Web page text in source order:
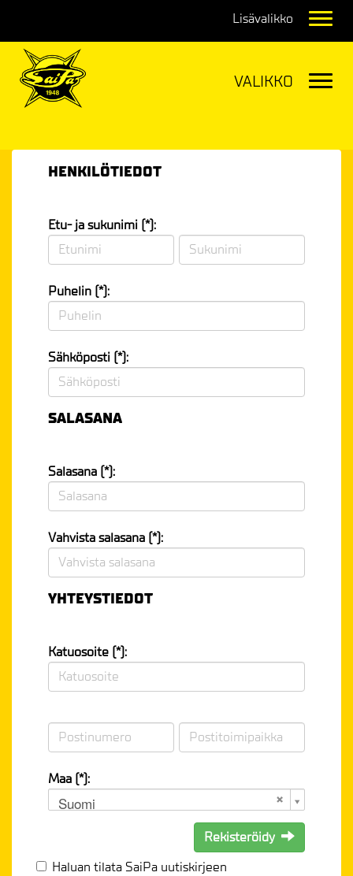
HENKILÖTIEDOT
Etu- ja sukunimi (*):
Puhelin (*):
Sähköposti (*):
SALASANA
Salasana (*):
Vahvista salasana (*):
YHTEYSTIEDOT
Katuosoite (*):
Maa (*):
Suomi
Rekisteröidy
Haluan tilata SaiPa uutiskirjeen